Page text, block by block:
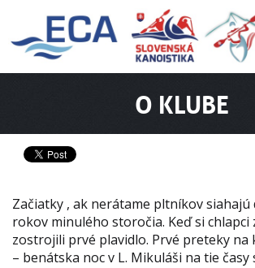
O KLUBE
Začiatky , ak nerátame pltníkov siahajú
rokov minulého storočia. Keď si chlapci
zostrojili prvé plavidlo. Prvé preteky na
– benátska noc v L. Mikuláši na tie časy
EURO 19
INFO
VISITORS
RESULTS
CONTACT